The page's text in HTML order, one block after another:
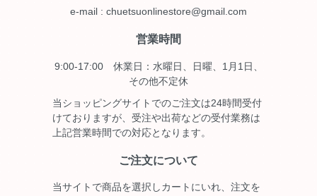
e-mail : chuetsuonlinestore@gmail.com
営業時間
9:00-17:00 休業日：水曜日、日曜、1月1日、
その他不定休
当ショッピングサイトでのご注文は24時間受付
けておりますが、受注や出荷などの受付業務は
上記営業時間での対応となります。
ご注文について
当サイトで商品を選択しカートにいれ、注文を